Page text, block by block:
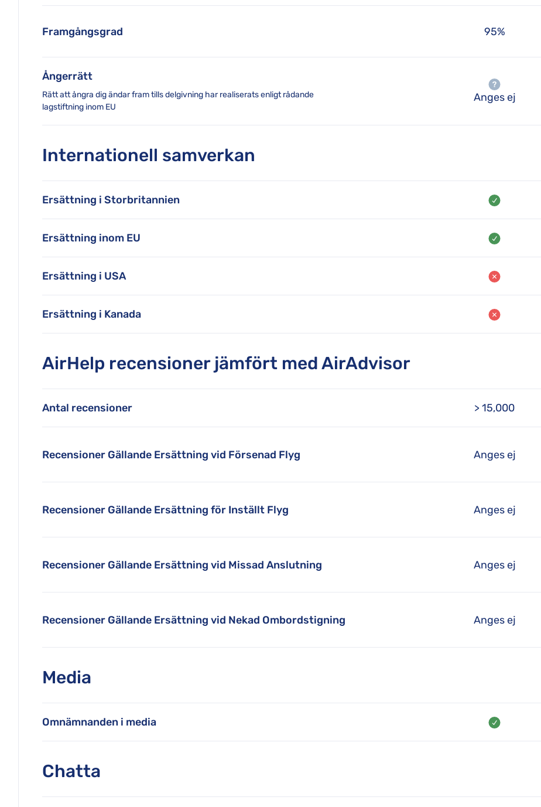
Framgångsgrad 95%
Ångerrätt
Rätt att ångra dig ändar fram tills delgivning har realiserats enligt rådande
lagstiftning inom EU
Anges ej
Internationell samverkan
Ersättning i Storbritannien
Ersättning inom EU
Ersättning i USA
Ersättning i Kanada
AirHelp recensioner jämfört med AirAdvisor
Antal recensioner > 15,000
Recensioner Gällande Ersättning vid Försenad Flyg Anges ej
Recensioner Gällande Ersättning för Inställt Flyg Anges ej
Recensioner Gällande Ersättning vid Missad Anslutning Anges ej
Recensioner Gällande Ersättning vid Nekad Ombordstigning Anges ej
Media
Omnämnanden i media
Chatta